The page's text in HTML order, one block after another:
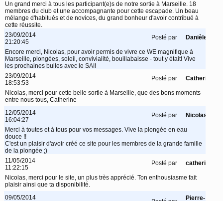
Un grand merci à tous les participant(e)s de notre sortie à Marseille. 18
membres du club et une accompagnante pour cette escapade. Un beau
mélange d'habitués et de novices, du grand bonheur d'avoir contribué à
cette réussite.
23/09/2014
21:20:45
Posté par Danièle
Encore merci, Nicolas, pour avoir permis de vivre ce WE magnifique à
Marseille, plongées, soleil, convivialité, bouillabaisse - tout y était! Vive
les prochaines bulles avec le SAI!
23/09/2014
18:53:53
Posté par Catherine
Nicolas, merci pour cette belle sortie à Marseille, que des bons moments
entre nous tous, Catherine
12/05/2014
16:04:27
Posté par Nicolas
Merci à toutes et à tous pour vos messages. Vive la plongée en eau
douce !!
C'est un plaisir d'avoir créé ce site pour les membres de la grande famille
de la plongée ;)
11/05/2014
11:22:15
Posté par catherine
Nicolas, merci pour le site, un plus très apprécié. Ton enthousiasme fait
plaisir ainsi que ta disponibilité.
09/05/2014
Pierre-